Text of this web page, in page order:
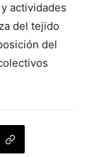
actividades
del tejido
del